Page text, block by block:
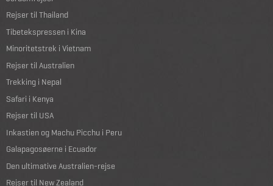
Rejser til Thailand
Tibetekspressen i Kina
Minoritetstrek i Vietnam
Rejser til Australien
Trekking i Nepal
Safari i Kenya
Rejser til USA
Inkastien og Machu Picchu i Peru
Galapagosøerne i Ecuador
Den ultimative Australien-rejse
Rejser til New Zealand